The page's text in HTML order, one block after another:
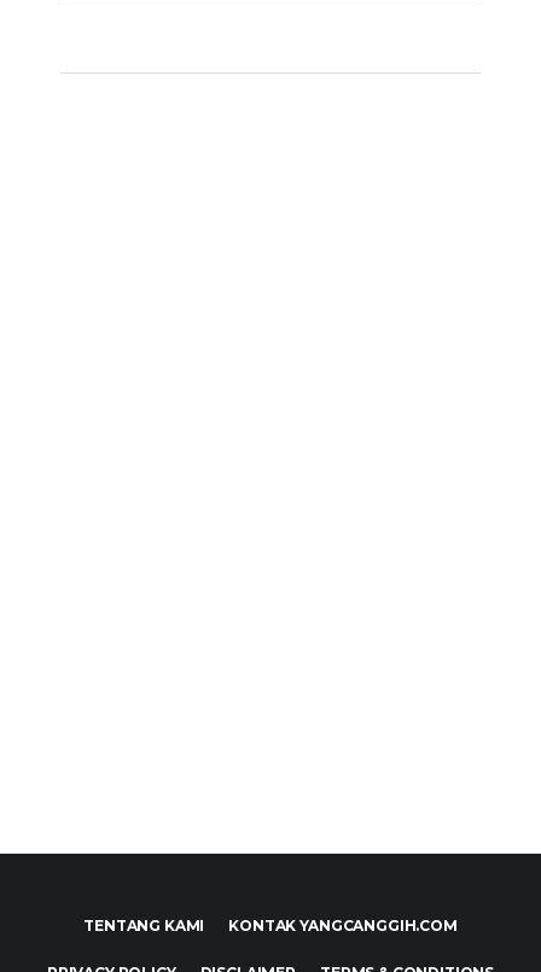
TENTANG KAMI KONTAK YANGCANGGIH.COM